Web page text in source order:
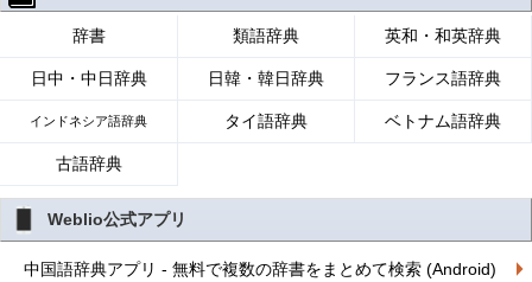
辞書 類語辞典 英和・和英辞典
日中・中日辞典 日韓・韓日辞典 フランス語辞典
インドネシア語辞典 タイ語辞典 ベトナム語辞典
古語辞典
Weblio公式アプリ
中国語辞典アプリ - 無料で複数の辞書をまとめて検索 (Android)